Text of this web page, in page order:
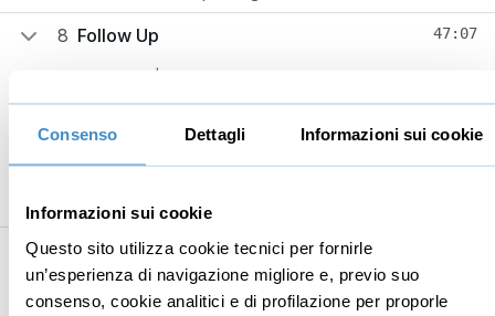
Consenso Dettagli Informazioni sui cookie
Informazioni sui cookie
Questo sito utilizza cookie tecnici per fornirle
un’esperienza di navigazione migliore e, previo suo
consenso, cookie analitici e di profilazione per proporle
8 Follow Up 47:07
Marketing
I 5 contatti | Il timing giusto per fare i contatti 23:33
Semaforo
9 Chiudere come un Professionista
L'inizio del lavoro | Sei un "pazzo" se non lo fai